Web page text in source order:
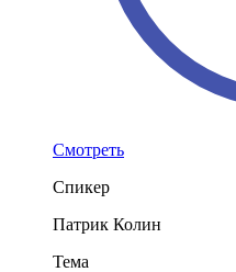
Смотреть
Спикер
Патрик Колин
Тема